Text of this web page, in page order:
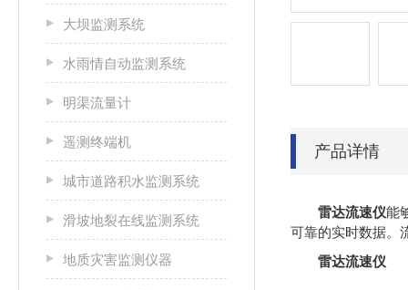
大坝监测系统
水雨情自动监测系统
明渠流量计
遥测终端机
城市道路积水监测系统
滑坡地裂在线监测系统
地质灾害监测仪器
产品详情
雷达流速仪能
可靠的实时数据。
雷达流速仪